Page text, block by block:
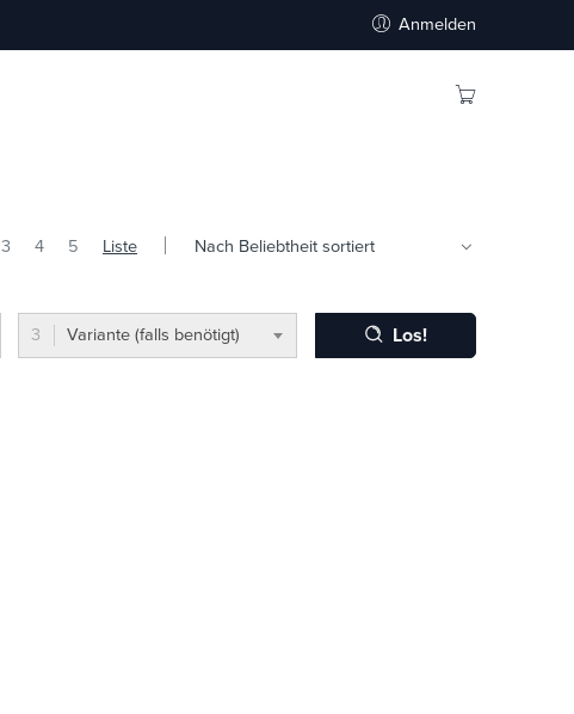
Anmelden
3 4 5 Liste
Variante (falls benötigt) Los!